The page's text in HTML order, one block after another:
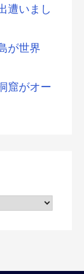
遭いまし
が世界
窟がオー